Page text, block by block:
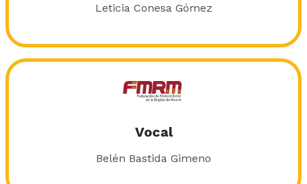
Leticia Conesa Gómez
Vocal
Belén Bastida Gimeno